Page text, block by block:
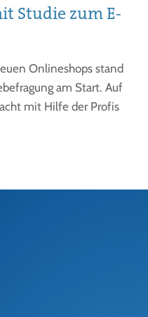
Studie zum E-
Onlineshops stand
am Start. Auf
mit Hilfe der Profis